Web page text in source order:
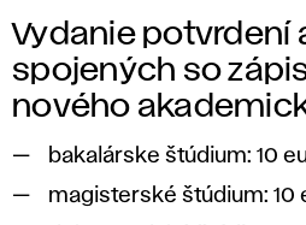
Vydanie potvrdení
spojených so
nového
bakalárske štúdium: 10
magisterské štúdium: 10